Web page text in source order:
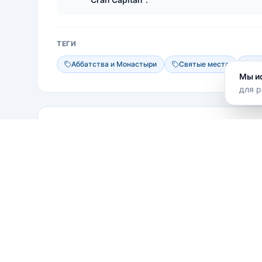
ТЕГИ
Аббатства и Монастыри Святые места
Мы
для